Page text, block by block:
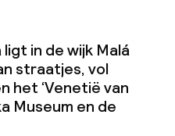
in de wijk Malá
straatjes, vol
het ‘Venetië van
Museum en de